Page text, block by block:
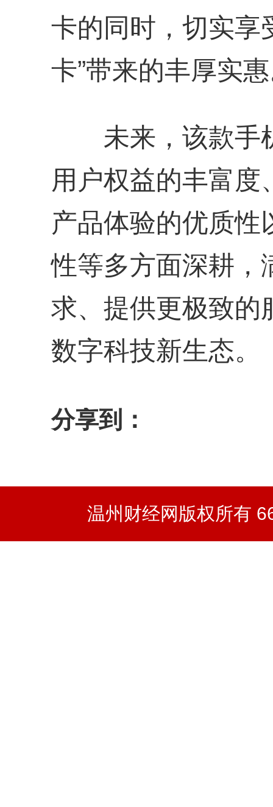
卡的同时，切实享
卡”带来的丰厚实
未来，该款手
用户权益的丰富度
产品体验的优质性
性等多方面深耕，
求、提供更极致的
数字科技新生态。
分享到：
温州财经网版权所有